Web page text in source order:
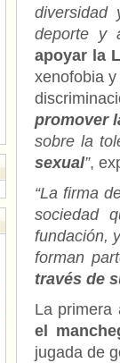
deporte y
apoyar la
xenofobia
promover
sobre la
sexual”,
“La firma
sociedad
fundación,
forman
través de
La primera
el
jugada de